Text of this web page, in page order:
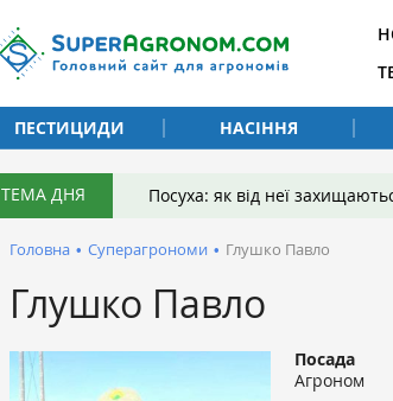
ПЕСТИЦИДИ
НАСІННЯ
ТЕМА ДНЯ Посуха: як від неї
Головна • Суперагрономи • Глушко Павло
Глушко Павло
Посада
Агроном